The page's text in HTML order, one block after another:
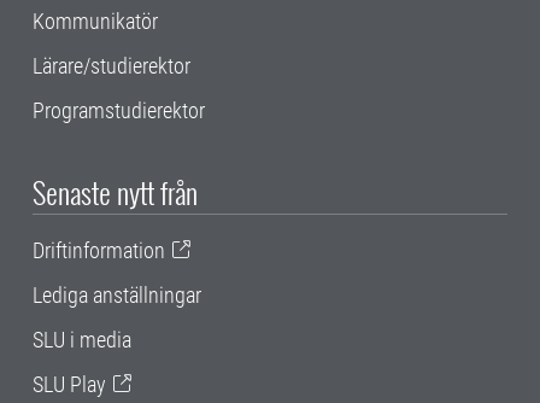
Kommunikatör
Lärare/studierektor
Programstudierektor
Senaste nytt från
Driftinformation
Lediga anställningar
SLU i media
SLU Play